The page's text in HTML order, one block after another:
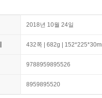
2018년 10월 24일
432쪽 | 682g |
9788959895526
8959895520